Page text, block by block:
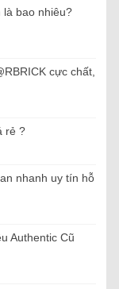
là bao nhiêu?
cực chất,
rẻ ?
nhanh uy tín hỗ
Authentic Cũ